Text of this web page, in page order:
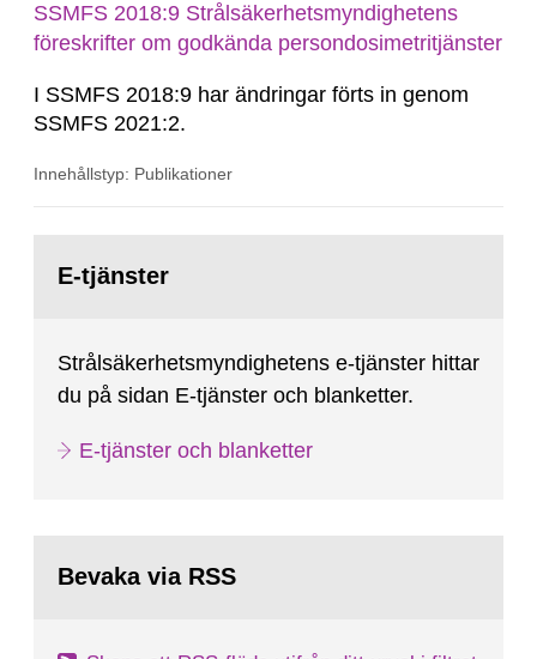
SSMFS 2018:9 Strålsäkerhetsmyndighetens
föreskrifter om godkända persondosimetritjänster
I SSMFS 2018:9 har ändringar förts in genom
SSMFS 2021:2.
Innehållstyp: Publikationer
sida:E-tjänster
Strålsäkerhetsmyndighetens e-tjänster hittar
du på sidan E-tjänster och blanketter.
E-tjänster och blanketter
Bevaka via RSS